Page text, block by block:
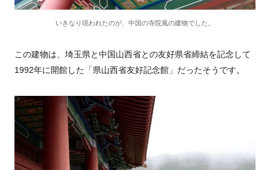
いきなり現われたのが、中国の寺院風の建物でした。
この建物は、埼玉県と中国山西省との友好県省締結を記念して
1992年に開館した「県山西省友好記念館」だったそうです。